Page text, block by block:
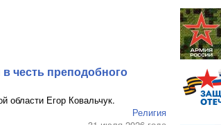
честь преподобного
области Егор Ковальчук.
Религия